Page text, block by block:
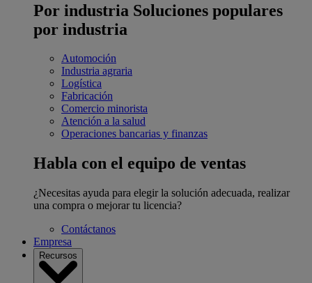
Por industria Soluciones populares
por industria
Automoción
Industria agraria
Logística
Fabricación
Comercio minorista
Atención a la salud
Operaciones bancarias y finanzas
Habla con el equipo de ventas
¿Necesitas ayuda para elegir la solución adecuada, realizar
una compra o mejorar tu licencia?
Contáctanos
Empresa
Recursos